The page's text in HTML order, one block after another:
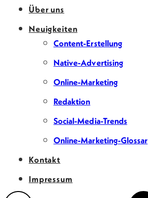
Über uns
Neuigkeiten
Content-Erstellung
Native-Advertising
Online-Marketing
Redaktion
Social-Media-Trends
Online-Marketing-Glossar
Kontakt
Impressum